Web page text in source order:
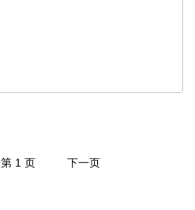
第 1 页 下一页